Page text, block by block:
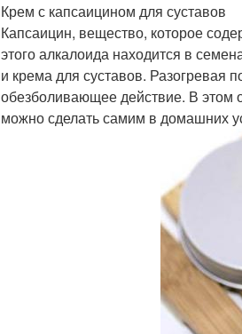
Крем с капсаицином для суставов
Капсаицин, вещество, которое
этого алкалоида находится в
и крема для суставов.
обезболивающее действие. В этом
можно сделать самим в домашних